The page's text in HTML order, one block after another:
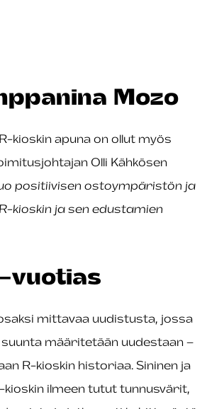
Mozo
kioskin apuna on ollut myös
Olli Kähkösen
positiivisen ostoympäristön ja
kioskin ja sen edustamien
vuotias
mittavaa uudistusta, jossa
määritetään uudestaan –
R-kioskin historiaa. Sininen ja
kioskin ilmeen tutut tunnusvärit,